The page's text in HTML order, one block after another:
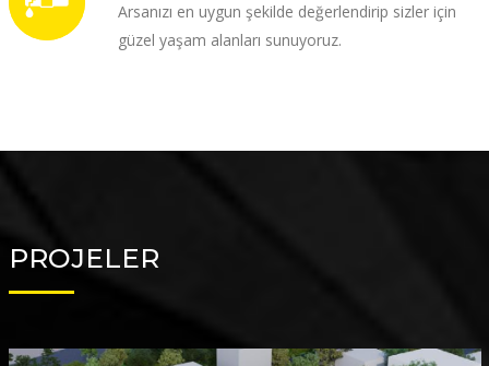
Arsanızı en uygun şekilde değerlendirip sizler için
güzel yaşam alanları sunuyoruz.
PROJELER